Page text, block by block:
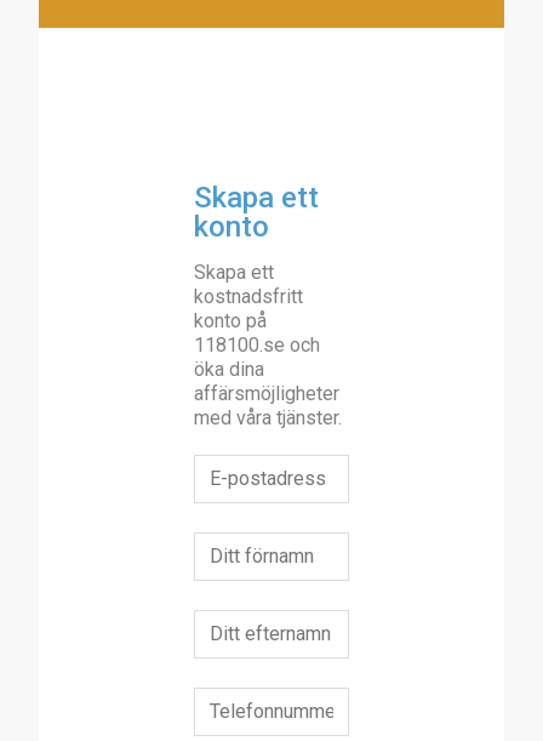
Skapa ett
konto
Skapa ett
kostnadsfritt
konto på
118100.se och
öka dina
affärsmöjligheter
med våra tjänster.